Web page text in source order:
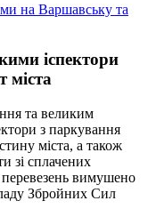
на Варшавську та
іспектори
міста
та великим
з паркування
міста, а також
зі сплачених
вимушено
Збройних Сил